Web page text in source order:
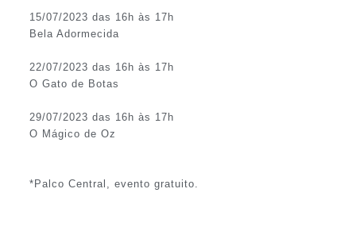
15/07/2023 das 16h às 17h
Bela Adormecida
22/07/2023 das 16h às 17h
O Gato de Botas
29/07/2023 das 16h às 17h
O Mágico de Oz
*Palco Central, evento gratuito.